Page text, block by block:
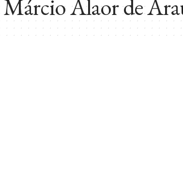
Márcio Alaor de